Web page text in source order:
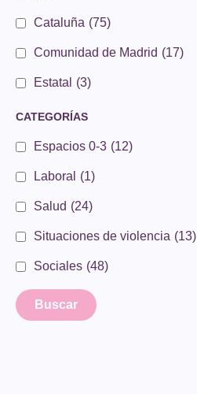
Cataluña (75)
Comunidad de Madrid (17)
Estatal (3)
CATEGORÍAS
Espacios 0-3 (12)
Laboral (1)
Salud (24)
Situaciones de violencia (13)
Sociales (48)